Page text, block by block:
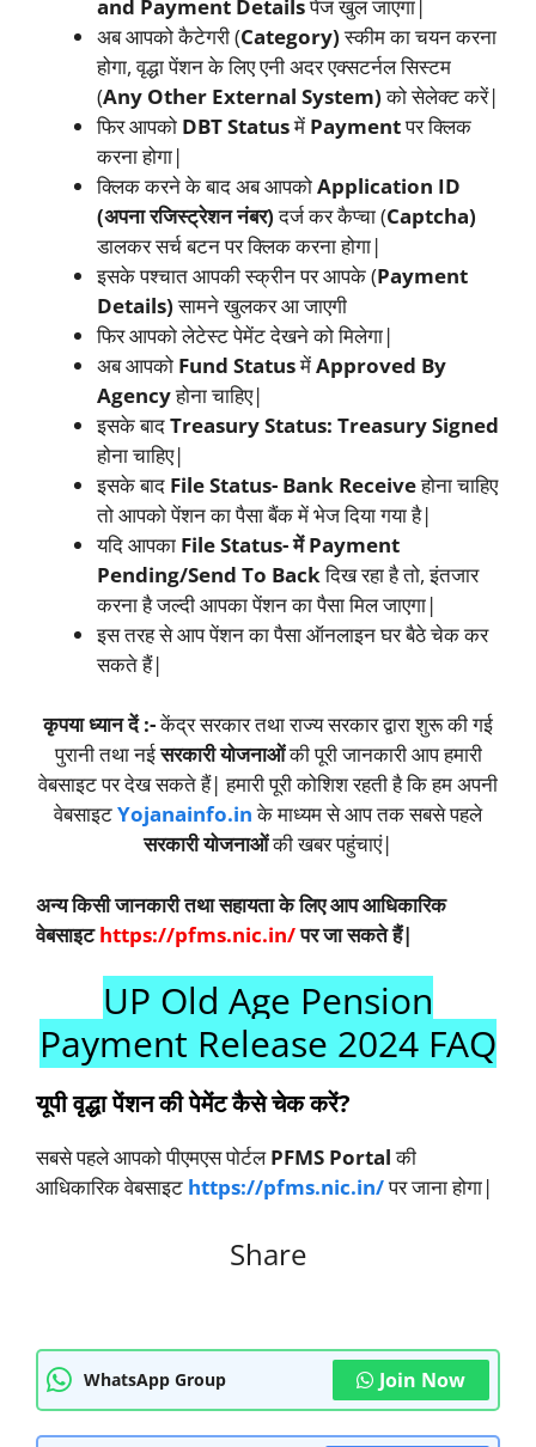
and Payment Detailsपेज खुल जाएगा|
अब आपको कैटेगरी (Category)स्कीम का चयन करना
होगा, वृद्धा पेंशन के लिए एनी अदर एक्सटर्नल सिस्टम
(Any Other External System)को सेलेक्ट करें|
फिर आपको DBT Statusमें Paymentपर क्लिक
करना होगा|
क्लिक करने के बाद अब आपकोApplication ID
(अपना रजिस्ट्रेशन नंबर)दर्ज कर कैप्चा (Captcha)
डालकर सर्च बटन पर क्लिक करना होगा|
इसके पश्चात आपकी स्क्रीन पर आपके (Payment
Details)सामने खुलकर आ जाएगी
फिर आपको लेटेस्ट पेमेंट देखने को मिलेगा|
अब आपको Fund StatusमेंApproved By
Agencyहोना चाहिए|
इसके बादTreasury Status: Treasury Signed
होना चाहिए|
इसके बाद File Status- Bank Receiveहोना चाहिए
तो आपको पेंशन का पैसा बैंक में भेज दिया गया है|
यदि आपका File Status- में Payment
Pending/Send To Backदिख रहा है तो, इंतजार
करना है जल्दी आपका पेंशन का पैसा मिल जाएगा|
इस तरह से आप पेंशन का पैसा ऑनलाइन घर बैठे चेक कर
सकते हैं|
कृपया ध्यान दें :-केंद्र सरकार तथा राज्य सरकार द्वारा शुरू की गई
पुरानी तथा नईसरकारी योजनाओंकी पूरी जानकारी आप हमारी
वेबसाइट पर देख सकते हैं| हमारी पूरी कोशिश रहती है कि हम अपनी
वेबसाइटYojanainfo.inके माध्यम से आप तक सबसे पहले
सरकारी योजनाओंकी खबर पहुंचाएं|
अन्य किसी जानकारी तथा सहायता के लिए आप आधिकारिक
वेबसाइटhttps://pfms.nic.in/पर जा सकते हैं|
UP Old Age Pension
Payment Release 2024 FAQ
यूपी वृद्धा पेंशन की पेमेंट कैसे चेक करें?
सबसे पहले आपको पीएमएस पोर्टलPFMS Portalकी
आधिकारिक वेबसाइट https://pfms.nic.in/पर जाना होगा|
Share
WhatsApp Group Join Now